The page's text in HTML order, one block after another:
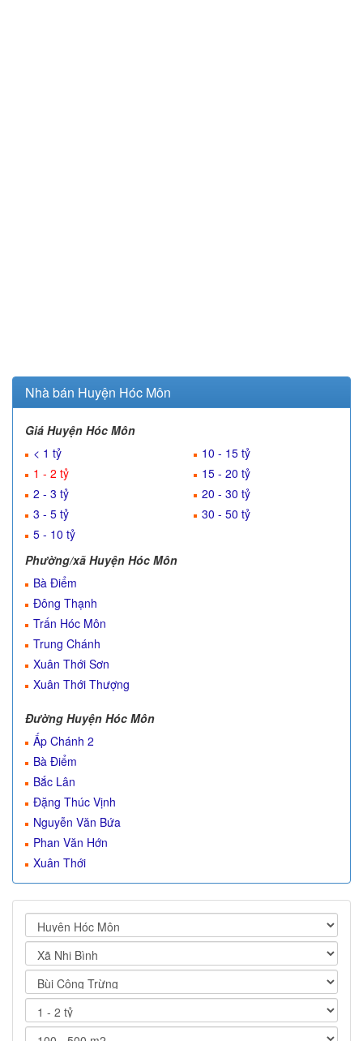
Nhà bán Huyện Hóc Môn
Giá Huyện Hóc Môn
< 1 tỷ
1 - 2 tỷ
2 - 3 tỷ
3 - 5 tỷ
5 - 10 tỷ
10 - 15 tỷ
15 - 20 tỷ
20 - 30 tỷ
30 - 50 tỷ
Phường/xã Huyện Hóc Môn
Bà Điểm
Đông Thạnh
Trấn Hóc Môn
Trung Chánh
Xuân Thới Sơn
Xuân Thới Thượng
Đường Huyện Hóc Môn
Ấp Chánh 2
Bà Điểm
Bắc Lân
Đặng Thúc Vịnh
Nguyễn Văn Bứa
Phan Văn Hớn
Xuân Thới